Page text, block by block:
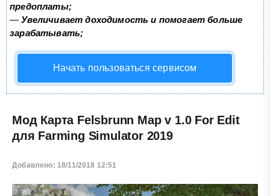
предоплаты;
—Увеличивает доходимость и помогает больше
зарабатывать;
Начать пользоваться сервисом
Мод Карта Felsbrunn Map v 1.0 For Edit
для Farming Simulator 2019
Добавлено: 18/11/2018 12:51